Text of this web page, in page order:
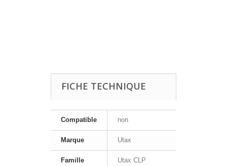
FICHE TECHNIQUE
Compatible non
Marque Utax
Famille Utax CLP